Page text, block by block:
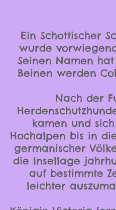
Ein Schottischer
wurde
Seinen Namen
Beinen werden
Nach der
kamen und
Hochalpen bis in
germanischer
die Insellage
auf bestimmte
leichter